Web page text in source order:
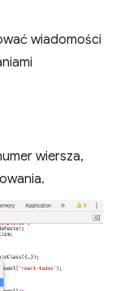
wiadomości
wiersza,